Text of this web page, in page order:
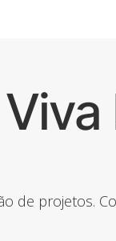
de projetos.